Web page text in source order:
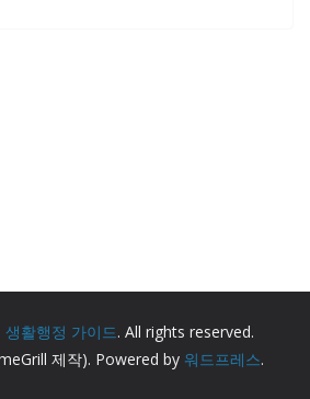
생활행정 가이드. All rights reserved.
제작). Powered by 워드프레스.